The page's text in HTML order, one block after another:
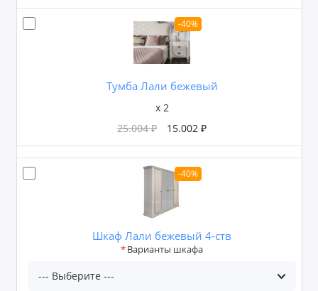
-40%
Тумба Лали бежевый
x 2
25.004 ₽
15.002 ₽
-40%
Шкаф Лали бежевый 4-ств
Варианты шкафа